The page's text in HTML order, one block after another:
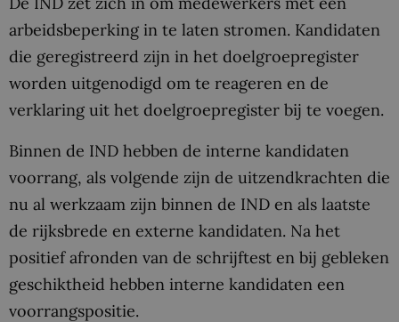
arbeidsbeperking in te laten stromen. Kandidaten
die geregistreerd zijn in het doelgroepregister
worden uitgenodigd om te reageren en de
verklaring uit het doelgroepregister bij te voegen.
Binnen de IND hebben de interne kandidaten
voorrang, als volgende zijn de uitzendkrachten die
nu al werkzaam zijn binnen de IND en als laatste
de rijksbrede en externe kandidaten. Na het
positief afronden van de schrijftest en bij gebleken
geschiktheid hebben interne kandidaten een
voorrangspositie.